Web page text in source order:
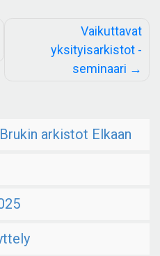
Vaikuttavat
yksityisarkistot -
seminaari
arkistot Elkaan